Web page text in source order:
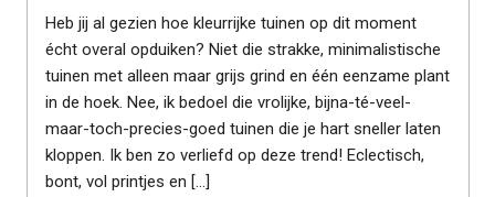
Heb jij al gezien hoe kleurrijke tuinen op dit moment
écht overal opduiken? Niet die strakke, minimalistische
tuinen met alleen maar grijs grind en één eenzame plant
in de hoek. Nee, ik bedoel die vrolijke, bijna-té-veel-
maar-toch-precies-goed tuinen die je hart sneller laten
kloppen. Ik ben zo verliefd op deze trend! Eclectisch,
bont, vol printjes en […]